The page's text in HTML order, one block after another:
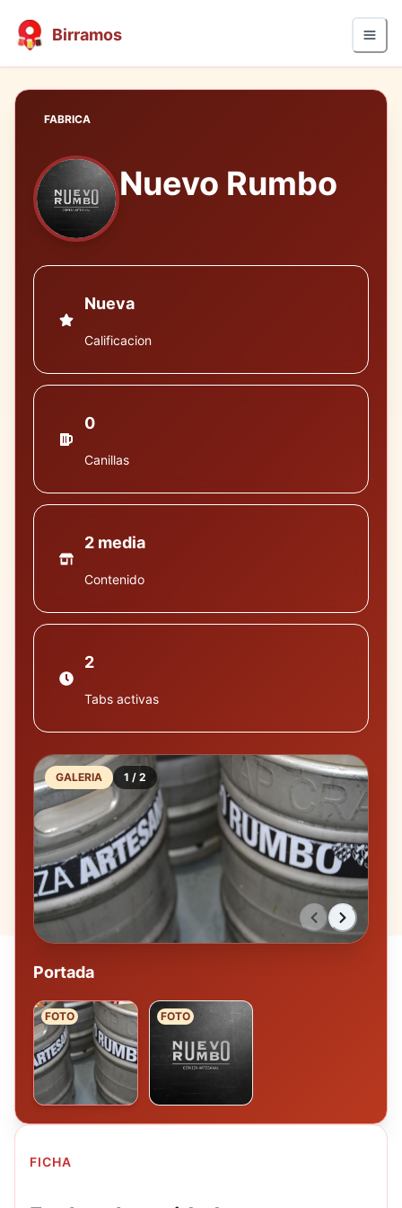
Birramos
FABRICA
Nuevo Rumbo
Nueva
Calificacion
0
Canillas
2 media
Contenido
2
Tabs activas
GALERIA 1 / 2
Portada
FOTO FOTO
FICHA